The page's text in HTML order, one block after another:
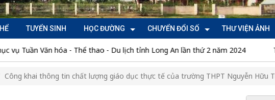
TUYỂN SINH HỌC ĐƯỜNG CHUYỂN ĐỔI SỐ THƯ VIỆN ẢNH
- Thể thao - Du lịch tỉnh Long An lần thứ 2 năm 2024 Tuyên truyền,
Công khai thông tin chất lượng giáo dục thực tế của trường THPT Nguyễn Hữu